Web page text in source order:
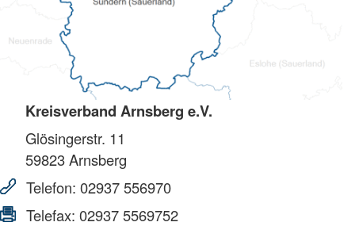
Kreisverband Arnsberg e.V.
Glösingerstr. 11
59823Arnsberg
Telefon: 02937 556970
Telefax: 02937 5569752